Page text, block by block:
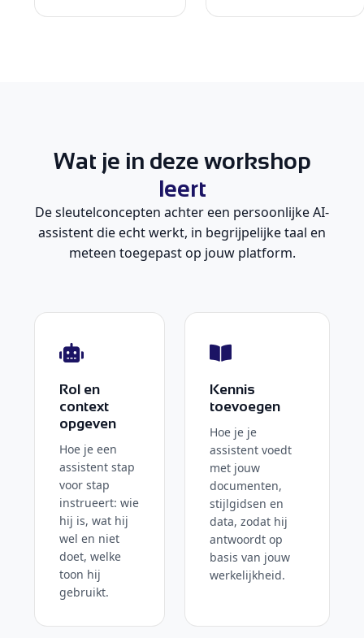
Wat je in deze workshop
leert
De sleutelconcepten achter een persoonlijke AI-
assistent die echt werkt, in begrijpelijke taal en
meteen toegepast op jouw platform.
Rol en
context
opgeven
Hoe je een
assistent stap
voor stap
instrueert: wie
hij is, wat hij
wel en niet
doet, welke
toon hij
gebruikt.
Kennis
toevoegen
Hoe je je
assistent voedt
met jouw
documenten,
stijlgidsen en
data, zodat hij
antwoordt op
basis van jouw
werkelijkheid.